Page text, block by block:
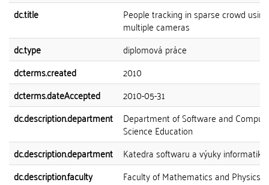
dc.title
People tracking in sparse crowd using
multiple cameras
dc.type
diplomová práce
dcterms.created
2010
dcterms.dateAccepted
2010-05-31
dc.description.department
Department of Software and
Science Education
dc.description.department
Katedra softwaru a výuky informatiky
dc.description.faculty
Faculty of Mathematics and Physics